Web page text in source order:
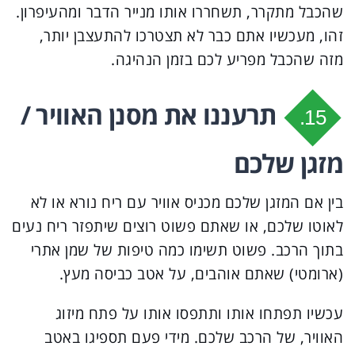
שהכבל מתקרר, תשחררו אותו מנייר הדבר ומהעיפרון.
זהו, מעכשיו אתם כבר לא תצטרכו להתעצבן יותר,
מזה שהכבל מפריע לכם בזמן הנהיגה.
15.
תרעננו את מסנן האוויר /
מזגן שלכם
בין אם המזגן שלכם מכניס אוויר עם ריח נורא או לא
לאוטו שלכם, או שאתם פשוט רוצים שיתפזר ריח נעים
בתוך הרכב. פשוט תשימו כמה טיפות של שמן אתרי
(ארומטי) שאתם אוהבים, על אטב כביסה מעץ.
עכשיו תפתחו אותו ותתפסו אותו על פתח מיזוג
האוויר, של הרכב שלכם. מידי פעם תספיגו באטב